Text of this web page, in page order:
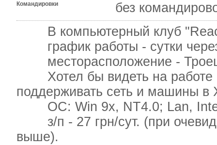
Командировки
без
В компьютерный клуб
график работы - сутки
месторасположение -
Хотел бы видеть на работе
поддерживать сеть и машины
ОС: Win 9x, NT4.0; Lan,
з/п - 27 грн/сут. (при
выше).